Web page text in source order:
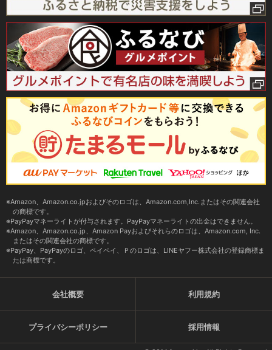
Amazon、Amazon.co.jpおよびそのロゴは、Amazon.com,Inc.またはその関連会社
の商標です。
PayPayマネーライトが付与されます。PayPayマネーライトの出金はできません。
Amazon、Amazon.co.jp、Amazon Payおよびそれらのロゴは、Amazon.com, Inc.
またはその関連会社の商標です。
PayPay、PayPayのロゴ、ペイペイ、Ｐのロゴは、LINEヤフー株式会社の登録商標ま
たは商標です。
会社概要 利用規約
プライバシーポリシー 採用情報